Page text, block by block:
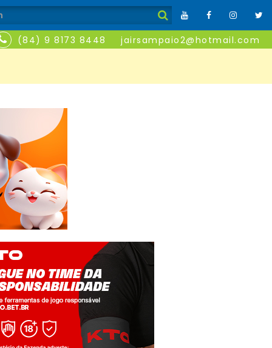
(84) 9 8173 8448 jairsampaio2@hotmail.com